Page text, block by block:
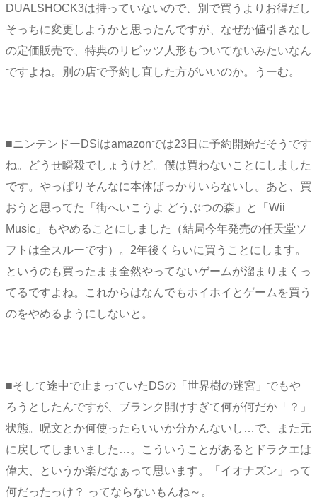
DUALSHOCK3は持っていないので、別で買うよりお得だし
そっちに変更しようかと思ったんですが、なぜか値引きなし
の定価販売で、特典のリビッツ人形もついてないみたいなん
ですよね。別の店で予約し直した方がいいのか。うーむ。
■ニンテンドーDSiはamazonでは23日に予約開始だそうです
ね。どうせ瞬殺でしょうけど。僕は買わないことにしました
です。やっぱりそんなに本体ばっかりいらないし。あと、買
おうと思ってた「街へいこうよ どうぶつの森」と「Wii
Music」もやめることにしました（結局今年発売の任天堂ソ
フトは全スルーです）。2年後くらいに買うことにします。
というのも買ったまま全然やってないゲームが溜まりまくっ
てるですよね。これからはなんでもホイホイとゲームを買う
のをやめるようにしないと。
■そして途中で止まっていたDSの「世界樹の迷宮」でもや
ろうとしたんですが、ブランク開けすぎて何が何だか「？」
状態。呪文とか何使ったらいいか分かんないし…で、また元
に戻してしまいました…。こういうことがあるとドラクエは
偉大、というか楽だなぁって思います。「イオナズン」って
何だったっけ？ ってならないもんね～。